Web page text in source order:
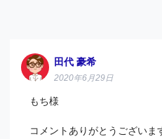
田代 豪希
2020年6月29日
もち様
コメントありがとうございま